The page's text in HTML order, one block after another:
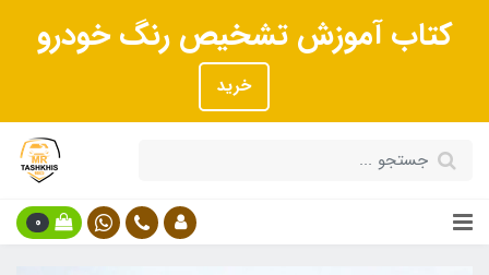
کتاب آموزش تشخیص رنگ خودرو
خرید
0